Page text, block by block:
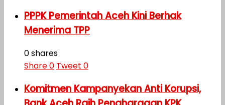
PPPK Pemerintah Aceh Kini Berhak
Menerima TPP
0 shares
Share0 Tweet 0
Komitmen Kampanyekan Anti Korupsi,